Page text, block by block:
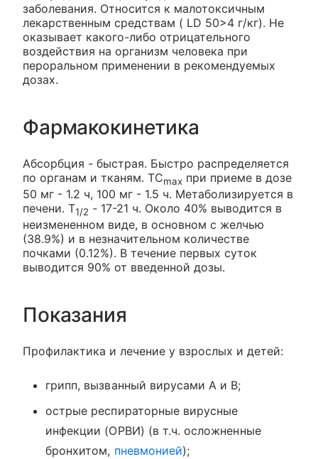
заболевания. Относится к малотоксичным
лекарственным средствам ( LD 50>4 г/кг). Не
оказывает какого-либо отрицательного
воздействия на организм человека при
пероральном применении в рекомендуемых
дозах.
Фармакокинетика
Абсорбция - быстрая. Быстро распределяется
по органам и тканям. ТCmax при приеме в дозе
50 мг - 1.2 ч, 100 мг - 1.5 ч. Метаболизируется в
печени. T1/2 - 17-21 ч. Около 40% выводится в
неизмененном виде, в основном с желчью
(38.9%) и в незначительном количестве
почками (0.12%). В течение первых суток
выводится 90% от введенной дозы.
Показания
Профилактика и лечение у взрослых и детей:
грипп, вызванный вирусами А и В;
острые респираторные вирусные
инфекции (ОРВИ) (в т.ч. осложненные
бронхитом, пневмонией);